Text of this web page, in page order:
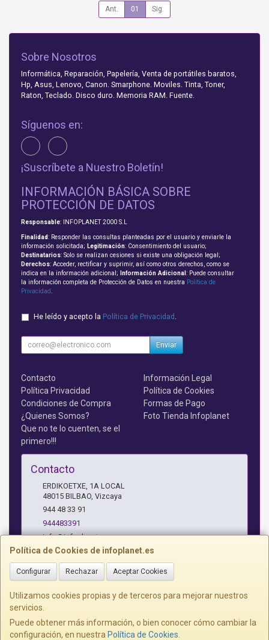
Ant. 01 Sig.
Política de Cookies de infoplanet.es
Configurar Rechazar Aceptar Cookies
Utilizamos cookies propias y de terceros para mejorar nuestros
servicios.
Puede obtener más información, o bien conocer cómo cambiar la
configuración, en nuestra Política de Cookies
Sobre Nosotros
Informática, Reparación, Papelería, Venta de portátiles baratos,
Hp, Asus, Lenovo, Canon. Smarphone. Moviles. Tinta, Toner,
Raton, Teclado. Disco duro. Memoria RAM. Fuente.
Síguenos en:
¡Suscríbete a Nuestro Boletín!
INFORMACIÓN BÁSICA SOBRE
PROTECCIÓN DE DATOS
Responsable: INFOPLANET 2000 S.L
Finalidad: Responder las consultas planteadas por el usuario y enviarle la
información solicitada; Legitimación: Consentimiento del usuario;
Destinatarios: Solo se realizan cesiones si existe una obligación legal;
Derechos: Acceder, rectificar y suprimir, así como otros derechos, como se
indica en la información adicional;
Información Adicional : Puede consultar
la información completa de Protección de Datos en nuestra Política de
Privacidad.
He leído y acepto la Política de Privacidad .
Enviar
Contacto
Información Legal
Política Privacidad
Política de Cookies
Condiciones de Compra
Formas de Pago
¿Quienes Somos?
Foto Tienda Infoplanet
Que no te lo cuenten, se el
primero!!!
Contacto
ERDIKOETXE, 1A LOCAL
48015 BILBAO, Vizcaya
944 48 33 91
944483391
info@infoplanet.es
Horario
10 A 14:15 H Y 17:15 A 19:30 H